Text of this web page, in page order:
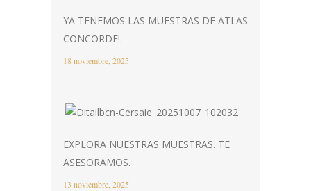
YA TENEMOS LAS MUESTRAS DE ATLAS
CONCORDE!.
18 noviembre, 2025
EXPLORA NUESTRAS MUESTRAS. TE
ASESORAMOS.
13 noviembre, 2025